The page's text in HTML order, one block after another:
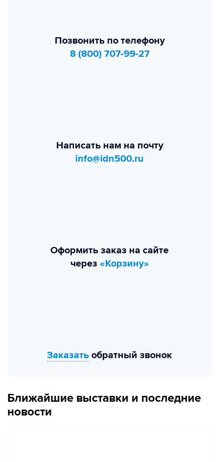
Позвонить по телефону
8 (800) 707-99-27
Написать нам на почту
info@idn500.ru
Оформить заказ на сайте
через «Корзину»
Заказать обратный звонок
Ближайшие выставки и последние
новости